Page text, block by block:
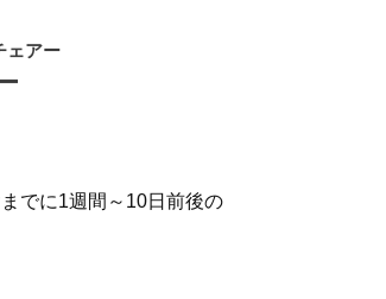
ェアー
でに1週間～10日前後の